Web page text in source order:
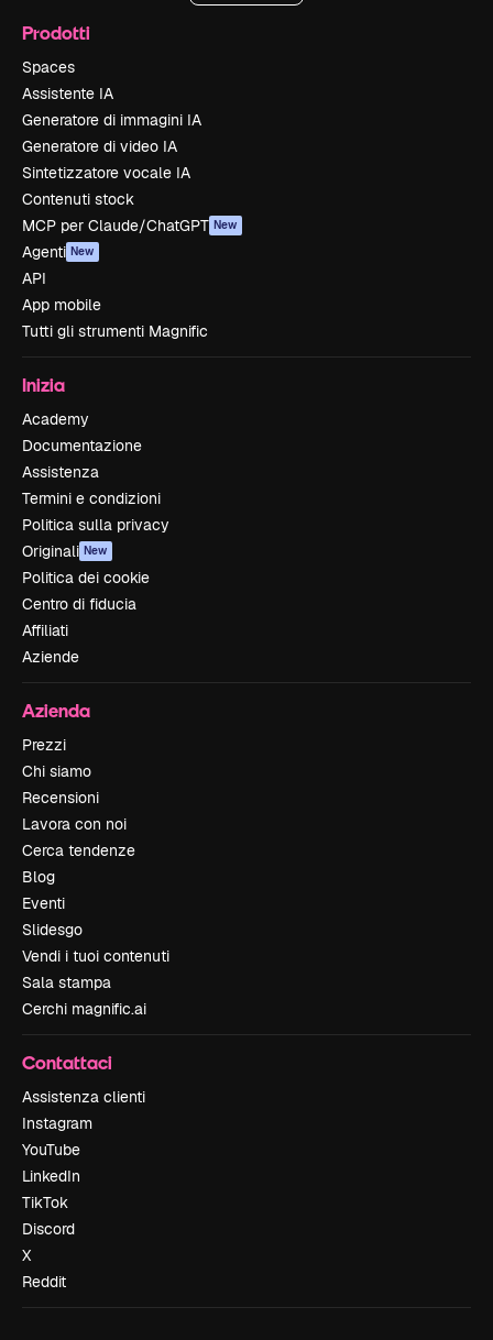
Prodotti
Spaces
Assistente IA
Generatore di immagini IA
Generatore di video IA
Sintetizzatore vocale IA
Contenuti stock
MCP per Claude/ChatGPT New
Agenti New
API
App mobile
Tutti gli strumenti Magnific
Inizia
Academy
Documentazione
Assistenza
Termini e condizioni
Politica sulla privacy
Originali New
Politica dei cookie
Centro di fiducia
Affiliati
Aziende
Azienda
Prezzi
Chi siamo
Recensioni
Lavora con noi
Cerca tendenze
Blog
Eventi
Slidesgo
Vendi i tuoi contenuti
Sala stampa
Cerchi magnific.ai
Contattaci
Assistenza clienti
Instagram
YouTube
LinkedIn
TikTok
Discord
X
Reddit